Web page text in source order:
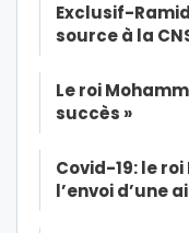
Exclusif-
source à la
Le roi
succès »
Covid-19: le
l’envoi d’une